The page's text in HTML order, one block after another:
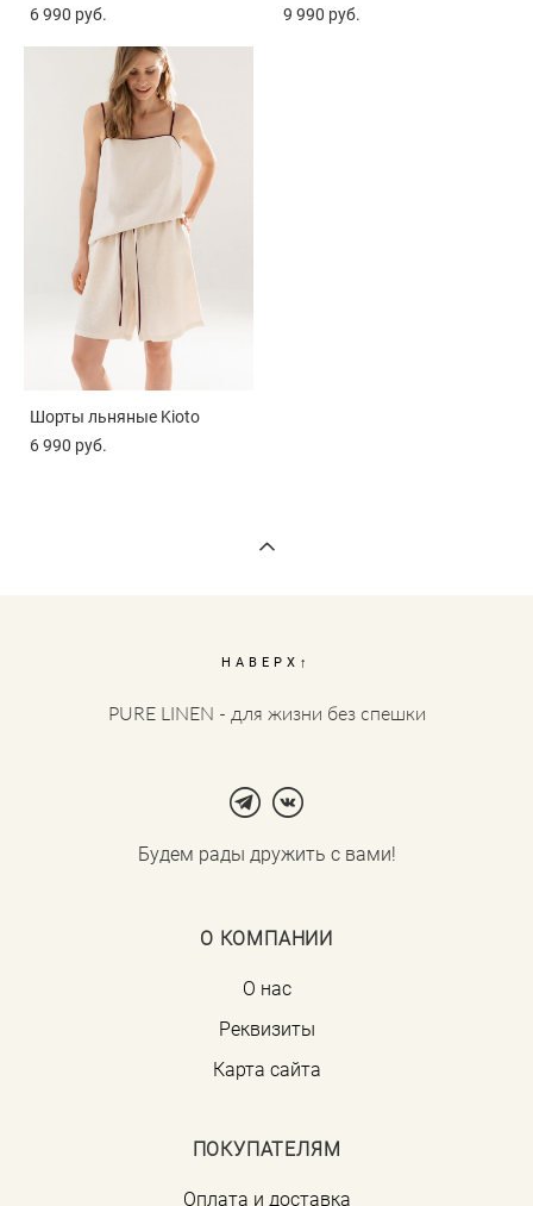
6 990 pуб.
9 990 pуб.
Шорты льняные Kioto
6 990 pуб.
НАВЕРХ↑
PURE LINEN - для жизни без спешки
Будем рады дружить с вами!
О КОМПАНИИ
О нас
Реквизиты
Карта сайта
ПОКУПАТЕЛЯМ
Оплата и доставка